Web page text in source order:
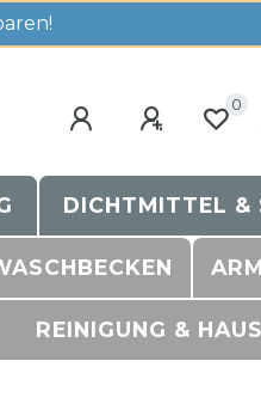
0
DICHTMITTEL &
REINIGUNG &